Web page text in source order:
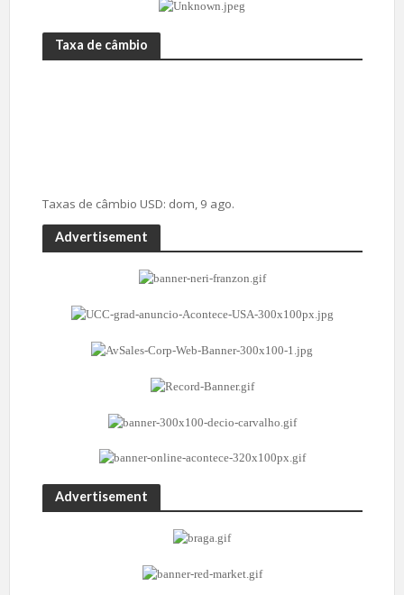
Taxa de câmbio
Taxas de câmbio USD: dom, 9 ago.
Advertisement
Advertisement